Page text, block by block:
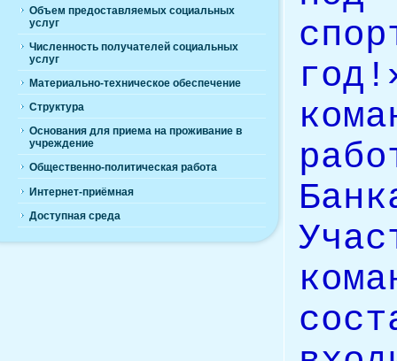
Объем предоставляемых социальных
услуг
Численность получателей социальных
услуг
Материально-техническое обеспечение
Структура
Основания для приема на проживание в
учреждение
Общественно-политическая работа
Интернет-приёмная
Доступная среда